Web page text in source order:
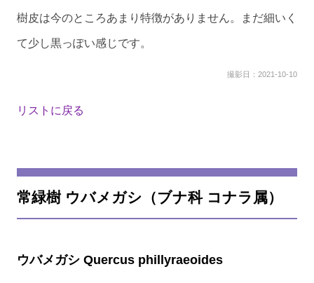
樹皮は今のところあまり特徴がありません。まだ細いく
て少し黒っぽい感じです。
撮影日：2021-10-10
リストに戻る
常緑樹 ウバメガシ（ブナ科 コナラ属）
ウバメガシ Quercus phillyraeoides